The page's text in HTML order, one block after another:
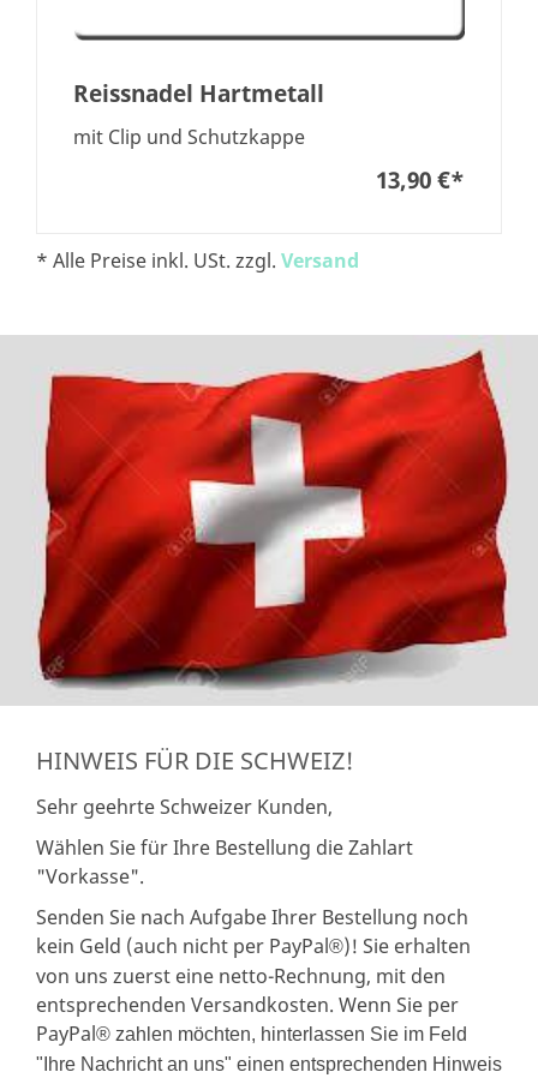
Reissnadel Hartmetall
mit Clip und Schutzkappe
13,90 €*
* Alle Preise inkl. USt. zzgl. Versand
HINWEIS FÜR DIE SCHWEIZ!
Sehr geehrte Schweizer Kunden,
Wählen Sie für Ihre Bestellung die Zahlart
"Vorkasse".
Senden Sie nach Aufgabe Ihrer Bestellung noch
kein Geld (auch nicht per PayPal®)! Sie erhalten
von uns zuerst eine netto-Rechnung, mit den
entsprechenden Versandkosten. Wenn Sie per
PayPal® zahlen möchten, hinterlassen Sie im Feld
"Ihre Nachricht an uns" einen entsprechenden Hinweis